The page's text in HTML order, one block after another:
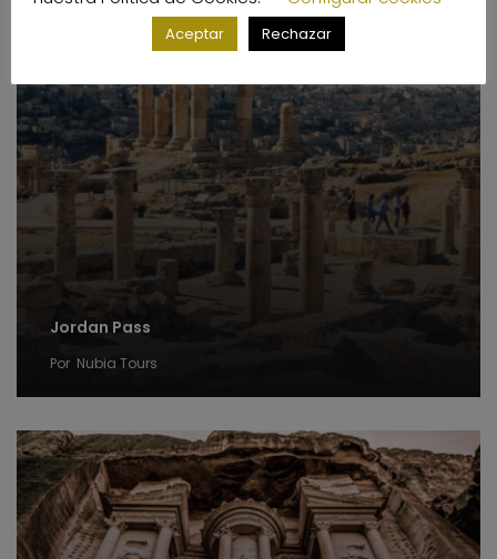
Jordan Pass
Por Nubia Tours
Aceptar Rechazar